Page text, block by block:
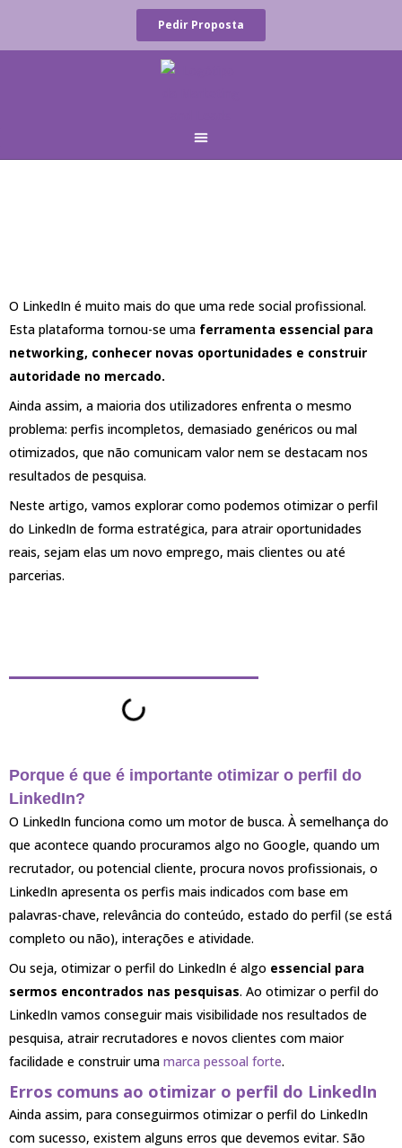
content
Pedir Proposta
O LinkedIn é muito mais do que uma rede social profissional.
Esta plataforma tornou-se uma ferramenta essencial para
networking, conhecer novas oportunidades e construir
autoridade no mercado.
Ainda assim, a maioria dos utilizadores enfrenta o mesmo
problema: perfis incompletos, demasiado genéricos ou mal
otimizados, que não comunicam valor nem se destacam nos
resultados de pesquisa.
Neste artigo, vamos explorar como podemos otimizar o perfil
do LinkedIn de forma estratégica, para atrair oportunidades
reais, sejam elas um novo emprego, mais clientes ou até
parcerias.
Porque é que é importante otimizar o perfil do
LinkedIn?
O LinkedIn funciona como um motor de busca. À semelhança do
que acontece quando procuramos algo no Google, quando um
recrutador, ou potencial cliente, procura novos profissionais, o
LinkedIn apresenta os perfis mais indicados com base em
palavras-chave, relevância do conteúdo, estado do perfil (se está
completo ou não), interações e atividade.
Ou seja, otimizar o perfil do LinkedIn é algo essencial para
sermos encontrados nas pesquisas. Ao otimizar o perfil do
LinkedIn vamos conseguir mais visibilidade nos resultados de
pesquisa, atrair recrutadores e novos clientes com maior
facilidade e construir uma marca pessoal forte.
Erros comuns ao otimizar o perfil do LinkedIn
Ainda assim, para conseguirmos otimizar o perfil do LinkedIn
com sucesso, existem alguns erros que devemos evitar. São